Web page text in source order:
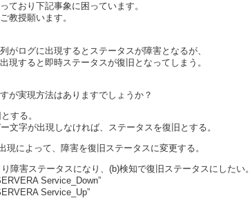
ており下記事象に困っています。
教授願います。
がログに出現するとステータスが障害となるが、
現すると即時ステータスが復旧となってしまう。
が実現方法はありますでしょうか？
する。
文字が出現しなければ、ステータスを復旧とする。
現によって、障害を復旧ステータスに変更する。
障害ステータスになり、(b)検知で復旧ステータスにしたい。
Service_Down”
Service_Up”